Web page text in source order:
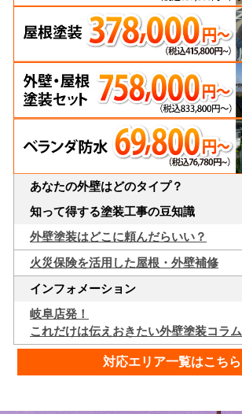
あなたの外壁はどのタイプ？
知って得する塗装工事の豆知識
外壁塗装はどこに頼んだらいい？
火災保険を活用した屋根・外壁補修
インフォメーション
岐阜店発！
これだけは伝えおきたい外壁塗装コラム
対応エリア一覧はこちら